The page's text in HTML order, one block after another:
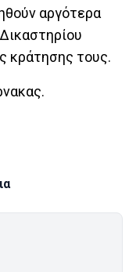
αργότερα
κράτησης τους.